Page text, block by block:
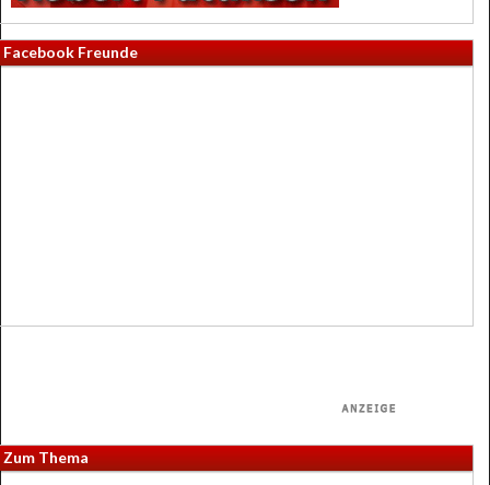
Facebook Freunde
Zum Thema